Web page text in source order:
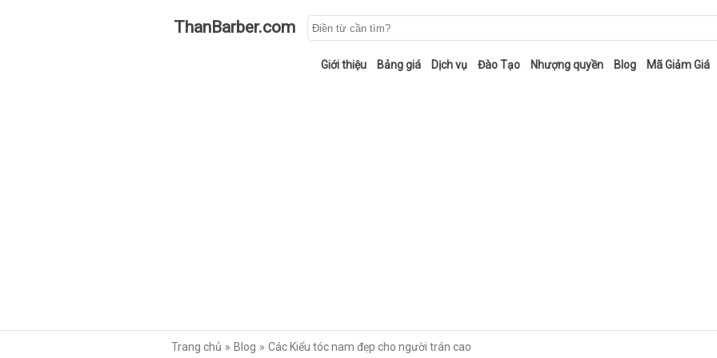
ThanBarber.com
Giới thiệu Bảng giá Dịch vụ Đào Tạo Nhượng quyền Blog Mã Giảm Giá
Trang chủ Blog Các Kiểu tóc nam đẹp cho người trán cao